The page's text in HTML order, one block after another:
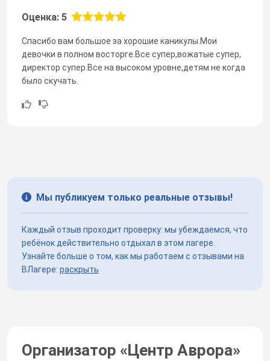
Оценка: 5
Спасибо вам большое за хорошие каникулы.Мои
девочки в полном восторге.Все супер,вожатые супер,
директор супер.Все на высоком уровне,детям не когда
было скучать.
Мы публикуем только реальные отзывы!
Каждый отзыв проходит проверку: мы убеждаемся, что
ребёнок действительно отдыхал в этом лагере.
Узнайте больше о том, как мы работаем с отзывами на
ВЛагере: раскрыть
Организатор «Центр Аврора»